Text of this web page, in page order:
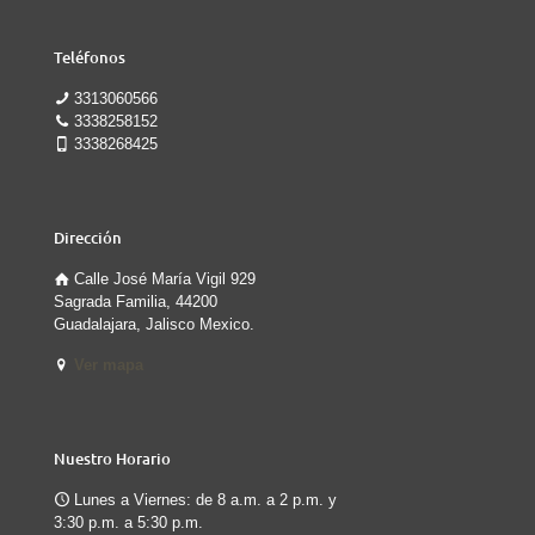
Teléfonos
3313060566
3338258152
3338268425
Dirección
Calle José María Vigil 929
Sagrada Familia, 44200
Guadalajara, Jalisco Mexico.
Nuestro Horario
Lunes a Viernes: de 8 a.m. a 2 p.m. y
3:30 p.m. a 5:30 p.m.